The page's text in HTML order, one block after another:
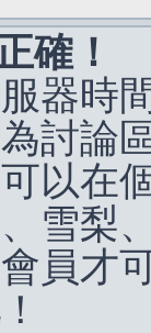
確！
器時
討論
以在
雪梨
員才